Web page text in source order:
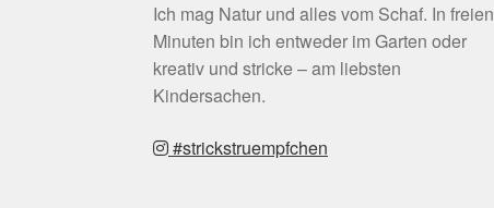
Ich mag Natur und alles vom Schaf. In freien
Minuten bin ich entweder im Garten oder
kreativ und stricke – am liebsten
Kindersachen.
#strickstruempfchen